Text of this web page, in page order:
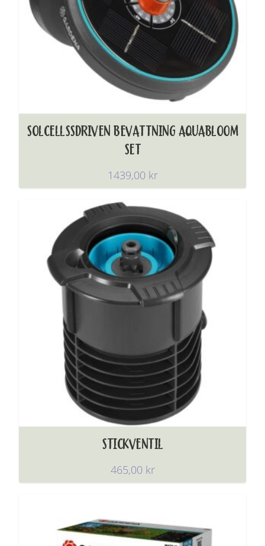
SOLCELLSSDRIVEN BEVATTNING AQUABLOOM
SET
1439,00 kr
STICKVENTIL
465,00 kr